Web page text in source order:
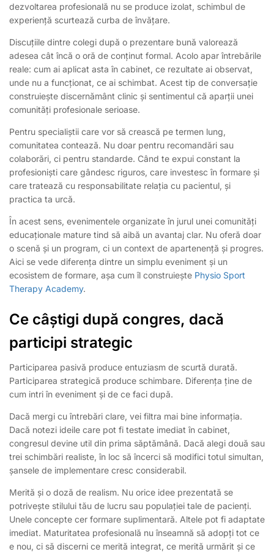
dezvoltarea profesională nu se produce izolat, schimbul de
experiență scurtează curba de învățare.
Discuțiile dintre colegi după o prezentare bună valorează
adesea cât încă o oră de conținut formal. Acolo apar întrebările
reale: cum ai aplicat asta în cabinet, ce rezultate ai observat,
unde nu a funcționat, ce ai schimbat. Acest tip de conversație
construiește discernământ clinic și sentimentul că aparții unei
comunități profesionale serioase.
Pentru specialiștii care vor să crească pe termen lung,
comunitatea contează. Nu doar pentru recomandări sau
colaborări, ci pentru standarde. Când te expui constant la
profesioniști care gândesc riguros, care investesc în formare și
care tratează cu responsabilitate relația cu pacientul, și
practica ta urcă.
În acest sens, evenimentele organizate în jurul unei comunități
educaționale mature tind să aibă un avantaj clar. Nu oferă doar
o scenă și un program, ci un context de apartenență și progres.
Aici se vede diferența dintre un simplu eveniment și un
ecosistem de formare, așa cum îl construiește Physio Sport
Therapy Academy.
Ce câștigi după congres, dacă
participi strategic
Participarea pasivă produce entuziasm de scurtă durată.
Participarea strategică produce schimbare. Diferența ține de
cum intri în eveniment și de ce faci după.
Dacă mergi cu întrebări clare, vei filtra mai bine informația.
Dacă notezi ideile care pot fi testate imediat în cabinet,
congresul devine util din prima săptămână. Dacă alegi două sau
trei schimbări realiste, în loc să încerci să modifici totul simultan,
șansele de implementare cresc considerabil.
Merită și o doză de realism. Nu orice idee prezentată se
potrivește stilului tău de lucru sau populației tale de pacienți.
Unele concepte cer formare suplimentară. Altele pot fi adaptate
imediat. Maturitatea profesională nu înseamnă să adopți tot ce
e nou, ci să discerni ce merită integrat, ce merită urmărit și ce